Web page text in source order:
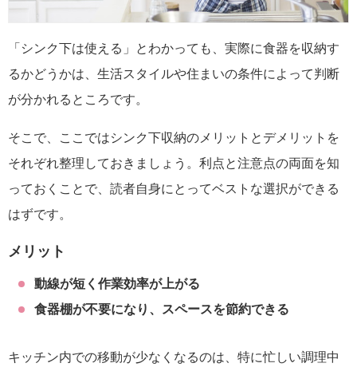
「シンク下は使える」とわかっても、実際に食器を収納す
るかどうかは、生活スタイルや住まいの条件によって判断
が分かれるところです。
そこで、ここではシンク下収納のメリットとデメリットを
それぞれ整理しておきましょう。利点と注意点の両面を知
っておくことで、読者自身にとってベストな選択ができる
はずです。
メリット
動線が短く作業効率が上がる
食器棚が不要になり、スペースを節約できる
キッチン内での移動が少なくなるのは、特に忙しい調理中